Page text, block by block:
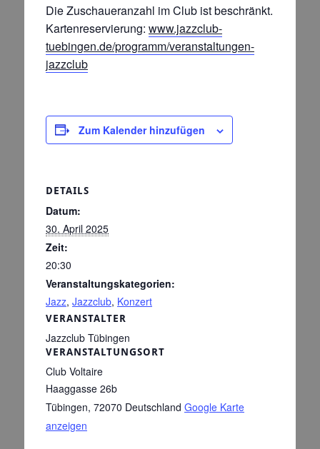
Die Zuschaueranzahl im Club ist beschränkt.
Kartenreservierung: www.jazzclub-
tuebingen.de/programm/veranstaltungen-
jazzclub
Zum Kalender hinzufügen
DETAILS
Datum:
30. April 2025
Zeit:
20:30
Veranstaltungskategorien:
Jazz, Jazzclub, Konzert
VERANSTALTUNGSORT
Club Voltaire
Haaggasse 26b
Tübingen, 72070 Deutschland Google Karte
anzeigen
VERANSTALTER
Jazzclub Tübingen